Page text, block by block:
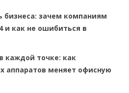
бизнеса: зачем компаниям
и как не ошибиться в
каждой точке: как
аппаратов меняет офисную